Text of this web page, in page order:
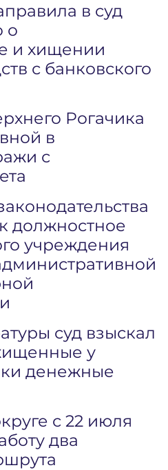
в суд
о
и хищении
с банковского
Рогачика
в
с
должностное
учреждения
суд взыскал
у
денежные
с 22 июля
два